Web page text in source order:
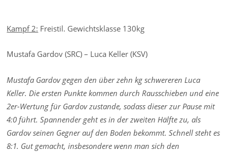
Kampf 2: Freistil. Gewichtsklasse 130kg
Mustafa Gardov (SRC) – Luca Keller (KSV)
Mustafa Gardov gegen den über zehn kg schwereren Luca
Keller. Die ersten Punkte kommen durch Rausschieben und eine
2er-Wertung für Gardov zustande, sodass dieser zur Pause mit
4:0 führt. Spannender geht es in der zweiten Hälfte zu, als
Gardov seinen Gegner auf den Boden bekommt. Schnell steht es
8:1. Gut gemacht, insbesondere wenn man sich den